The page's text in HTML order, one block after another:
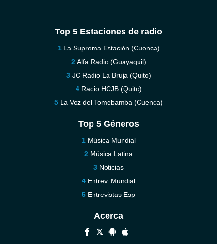
Top 5 Estaciones de radio
La Suprema Estación (Cuenca)
Alfa Radio (Guayaquil)
JC Radio La Bruja (Quito)
Radio HCJB (Quito)
La Voz del Tomebamba (Cuenca)
Top 5 Géneros
Música Mundial
Música Latina
Noticias
Entrev. Mundial
Entrevistas Esp
Acerca